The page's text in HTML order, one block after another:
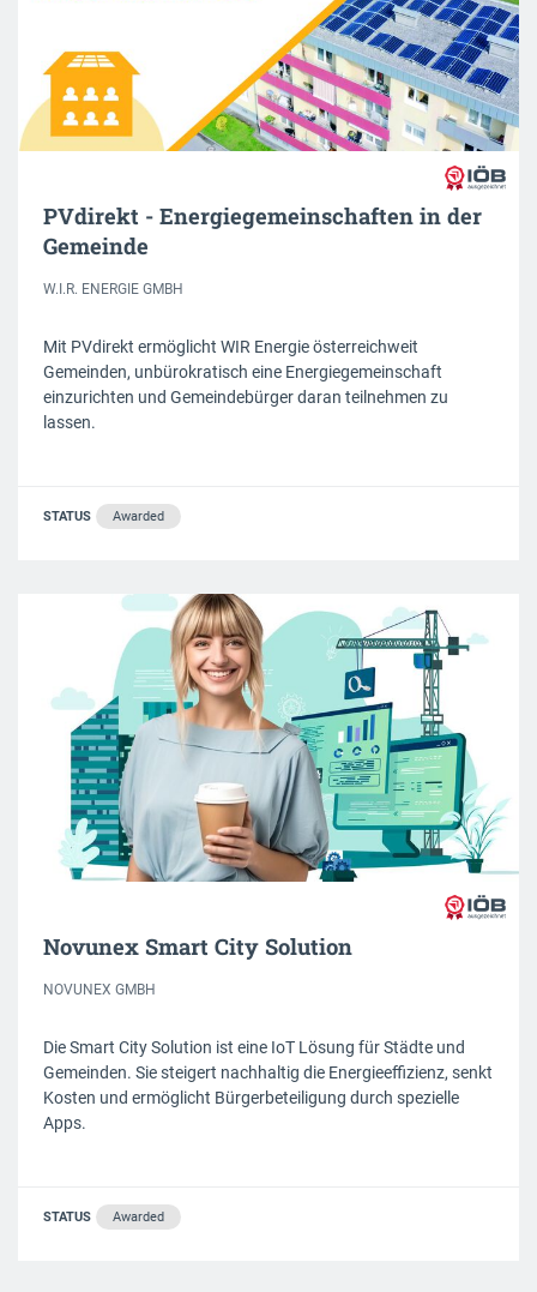
PVdirekt - Energiegemeinschaften in der
Gemeinde
W.I.R. ENERGIE GMBH
Mit PVdirekt ermöglicht WIR Energie österreichweit
Gemeinden, unbürokratisch eine Energiegemeinschaft
einzurichten und Gemeindebürger daran teilnehmen zu
lassen.
STATUS Awarded
Novunex Smart City Solution
NOVUNEX GMBH
Die Smart City Solution ist eine IoT Lösung für Städte und
Gemeinden. Sie steigert nachhaltig die Energieeffizienz, senkt
Kosten und ermöglicht Bürgerbeteiligung durch spezielle
Apps.
STATUS Awarded